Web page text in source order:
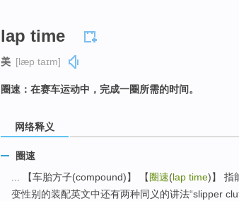
lap time
美 [læp taɪm]
圈速：在赛车运动中，完成一圈所需的时间。
网络释义
圈速
... 【车胎方子(compound)】 【圈速(lap time)】 指
变性别的装配英文中还有两种同义的讲法“slipper